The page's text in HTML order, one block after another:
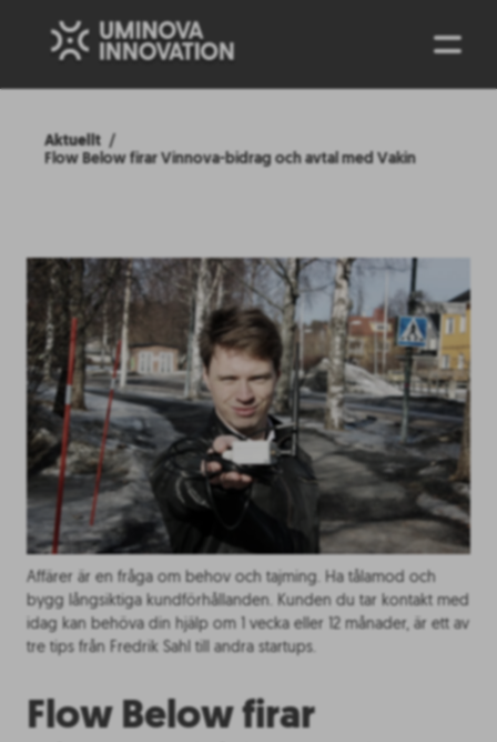
Aktuellt
Flow Below firar Vinnova-bidrag och avtal med Vakin
Affärer är en fråga om behov och tajming. Ha tålamod och
bygg långsiktiga kundförhållanden. Kunden du tar kontakt med
idag kan behöva din hjälp om 1 vecka eller 12 månader, är ett av
tre tips från Fredrik Sahl till andra startups.
Flow Below firar